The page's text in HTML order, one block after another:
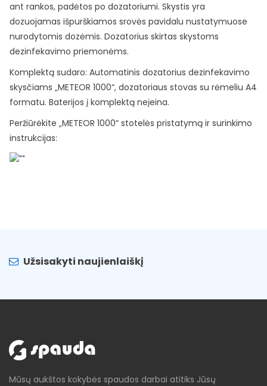
ant rankos, padėtos po dozatoriumi. Skystis yra
dozuojamas išpurškiamos srovės pavidalu nustatymuose
nurodytomis dozėmis. Dozatorius skirtas skystoms
dezinfekavimo priemonėms.
Komplektą sudaro: Automatinis dozatorius dezinfekavimo
skysčiams „METEOR 1000“, dozatoriaus stovas su rėmeliu A4
formatu. Baterijos į komplektą neįeina.
Peržiūrėkite „METEOR 1000“ stotelės pristatymą ir surinkimo
instrukcijas:
Užsisakyti naujienlaiškį
Mūsų aukštos kokybės spaudos darbai atitiks Jūsų